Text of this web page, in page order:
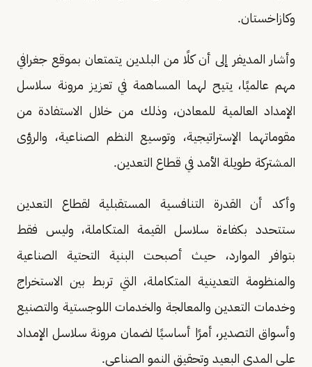
وكازاخستان.
وأشار المديفر إلى أن كلًا من البلدين يتمتعان بموقع جغرافي
مهم عالميًا، يتيح لهما المساهمة في تعزيز مرونة سلاسل
الإمداد العالمية للمعادن، وذلك من خلال الاستفادة من
مقوماتهما الإستراتيجية، وتوسيع النظم الصناعية، والرؤى
المشتركة طويلة الأمد في قطاع التعدين.
وأكد أن القدرة التنافسية المستقبلية لقطاع التعدين
ستتحدد بكفاءة سلاسل القيمة المتكاملة، وليس فقط
بتوافر الموارد، حيث أصبحت البنية التحتية الصناعية
والمنظومة التعدينية المتكاملة، التي تربط بين الاستخراج
وخدمات التعدين والمعالجة والخدمات اللوجستية والتصنيع
وأسواق التصدير، أمرًا أساسيًا لضمان مرونة سلاسل الإمداد
على المدى البعيد وتحقيق النمو الصناعي.